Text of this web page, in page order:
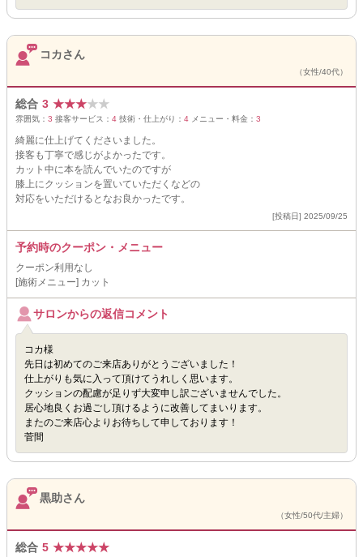
コカさん
（女性/40代）
総合 3 ★★★★★
雰囲気： 3 接客サービス： 4 技術・仕上がり： 4 メニュー・料金： 3
綺麗に仕上げてくださいました。
接客も丁寧で感じがよかったです。
カット中に本を読んでいたのですが
膝上にクッションを置いていただくなどの
対応をいただけるとなお良かったです。
[投稿日] 2025/09/25
予約時のクーポン・メニュー
クーポン利用なし
[施術メニュー] カット
サロンからの返信コメント
コカ様
先日は初めてのご来店ありがとうございました！
仕上がりも気に入って頂けてうれしく思います。
クッションの配慮が足りず大変申し訳ございませんでした。
居心地良くお過ごし頂けるように改善してまいります。
またのご来店心よりお待ちして申しております！
菅間
黒助さん
（女性/50代/主婦）
総合 5 ★★★★★